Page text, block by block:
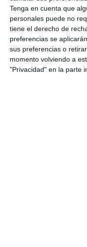
Tenga en cuenta que
personales puede no
tiene el derecho de
preferencias se
sus preferencias o
momento volviendo a
"Privacidad" en la parte